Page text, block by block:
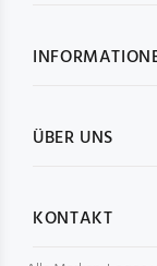
ÜBER UNS
KONTAKT